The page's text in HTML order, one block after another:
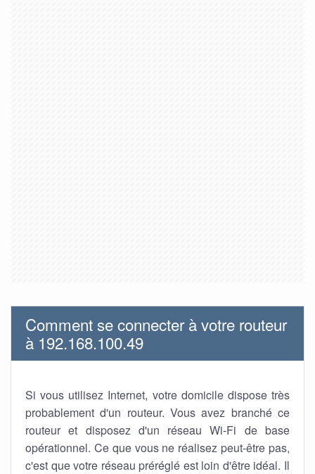
Comment se connecter à votre routeur
à 192.168.100.49
Si vous utilisez Internet, votre domicile dispose très
probablement d'un routeur. Vous avez branché ce
routeur et disposez d'un réseau Wi-Fi de base
opérationnel. Ce que vous ne réalisez peut-être pas,
c'est que votre réseau préréglé est loin d'être idéal. Il